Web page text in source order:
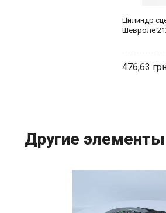
Цилиндр
Шевроле
476,63
Другие